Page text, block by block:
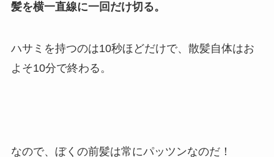
髪を横一直線に一回だけ切る。
ハサミを持つのは10秒ほどだけで、散髪自体はお
よそ10分で終わる。
なので、ぼくの前髪は常にパッツンなのだ！